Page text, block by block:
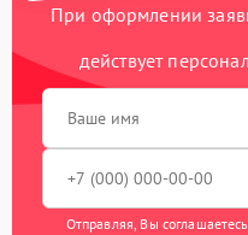
При оформлении
действует
Отправляя, Вы